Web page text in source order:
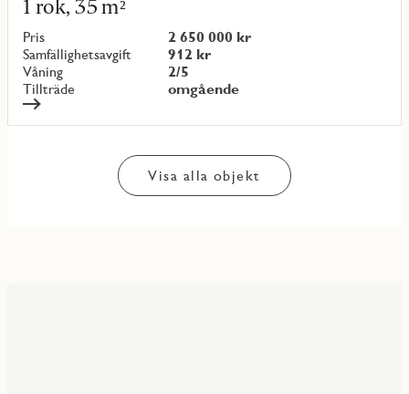
1 rok, 35 m²
Pris
2 650 000 kr
Samfällighetsavgift
912 kr
Våning
2/5
Tillträde
omgående
om
objekt
{objectNumber}
Visa alla objekt